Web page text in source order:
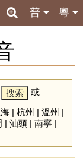
粵
普
或
海| 杭州 | 溫州 |
| 汕頭| 南寧|